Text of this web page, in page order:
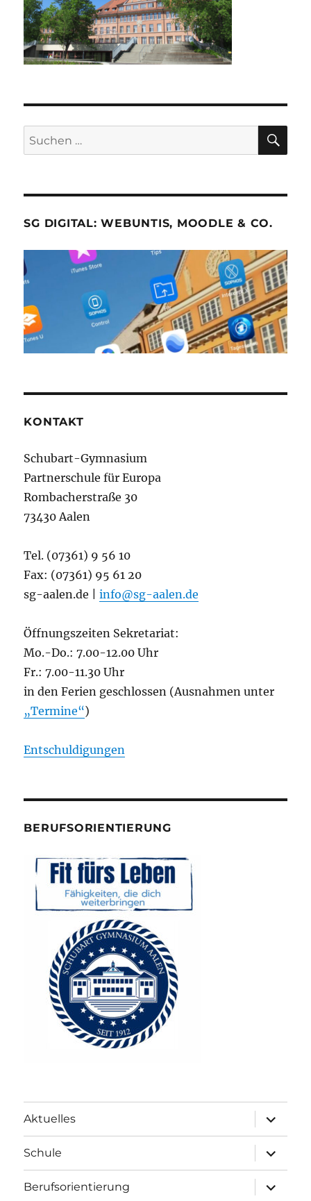
Suche
nach:
SG DIGITAL: WEBUNTIS, MOODLE & CO.
KONTAKT
Schubart-Gymnasium
Partnerschule für Europa
Rombacherstraße 30
73430 Aalen
Tel. (07361) 9 56 10
Fax: (07361) 95 61 20
sg-aalen.de |info@sg-aalen.de
Öffnungszeiten Sekretariat:
Mo.-Do.: 7.00-12.00 Uhr
Fr.: 7.00-11.30 Uhr
in den Ferien geschlossen (Ausnahmen unter
„Termine“)
Entschuldigungen
BERUFSORIENTIERUNG
Aktuelles
anzeigen
Schule
anzeigen
Berufsorientierung
anzeigen